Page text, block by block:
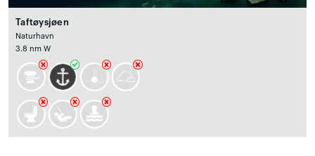
Taftøysjøen
Naturhavn
3.8 nm W